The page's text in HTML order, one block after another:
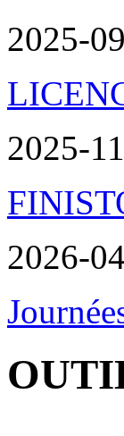
2025-
2025-
2026-